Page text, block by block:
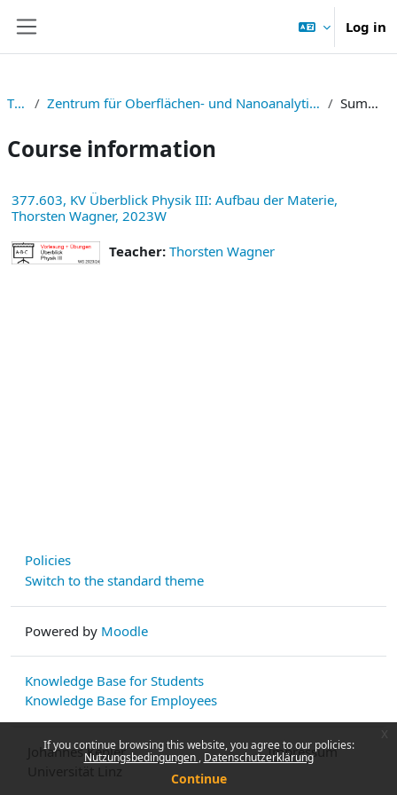
If you continue browsing this website, you agree to our policies:
Nutzungsbedingungen Datenschutzerklärung
Continue
Log in
TNF Zentrum für Oberflächen- und Nanoanalytik (ZONA) Summary
Course information
377.603, KV Überblick Physik III: Aufbau der Materie,
Thorsten Wagner, 2023W
Teacher: Thorsten Wagner
Policies
Switch to the standard theme
Powered by Moodle
Knowledge Base for Students
Knowledge Base for Employees
Johannes Kepler
Impressum